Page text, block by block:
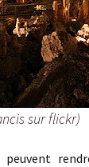
sur flickr)